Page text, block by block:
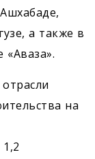
а также в
«Аваза».
на